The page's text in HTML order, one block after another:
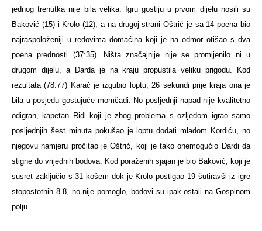
jednog trenutka nije bila velika. Igru gostiju u prvom dijelu nosili su
Baković (15) i Krolo (12), a na drugoj strani Oštrić je sa 14 poena bio
najraspoloženiji u redovima domaćina koji je na odmor otišao s dva
poena prednosti (37:35). Ništa značajnije nije se promijenilo ni u
drugom dijelu, a Darda je na kraju propustila veliku prigodu. Kod
rezultata (78:77) Karač je izgubio loptu, 26 sekundi prije kraja ona je
bila u posjedu gostujuće momčadi. No posljednji napad nije kvalitetno
odigran, kapetan Ridl koji je zbog problema s ozljedom igrao samo
posljednjih šest minuta pokušao je loptu dodati mladom Kordiću, no
njegovu namjeru pročitao je Oštrić, koji je tako onemogućio Dardi da
stigne do vrijednih bodova. Kod poraženih sjajan je bio Baković, koji je
susret zaključio s 31 košem dok je Krolo postigao 19 šutiravši iz igre
stopostotnih 8-8, no nije pomoglo, bodovi su ipak ostali na Gospinom
polju.